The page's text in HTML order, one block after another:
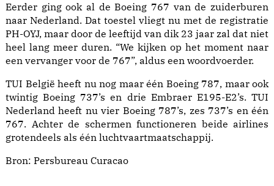
Eerder ging ook al de Boeing 767 van de zuiderburen
naar Nederland. Dat toestel vliegt nu met de registratie
PH-OYJ, maar door de leeftijd van dik 23 jaar zal dat niet
heel lang meer duren. “We kijken op het moment naar
een vervanger voor de 767”, aldus een woordvoerder.
TUI België heeft nu nog maar één Boeing 787, maar ook
twintig Boeing 737’s en drie Embraer E195-E2’s. TUI
Nederland heeft nu vier Boeing 787’s, zes 737’s en één
767. Achter de schermen functioneren beide airlines
grotendeels als één luchtvaartmaatschappij.
Bron: Persbureau Curacao